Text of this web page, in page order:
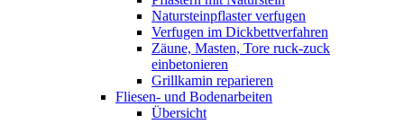
Natursteinpflaster verfugen
Verfugen im Dickbettverfahren
Zäune, Masten, Tore ruck-zuck
einbetonieren
Grillkamin reparieren
Fliesen- und Bodenarbeiten
Übersicht